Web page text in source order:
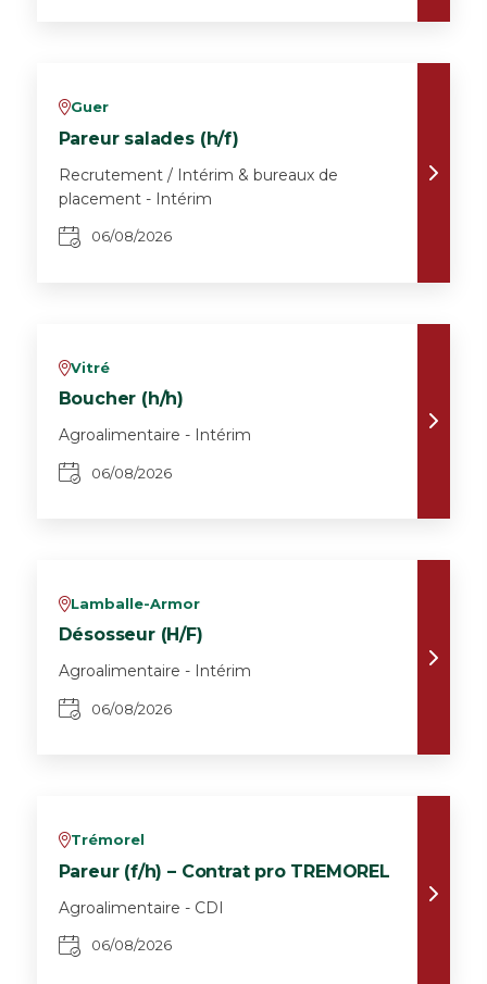
vGuer
Pareur salades (h/f)
Recrutement / Intérim & bureaux de
placement - Intérim
06/08/2026
vVitré
Boucher (h/h)
Agroalimentaire - Intérim
06/08/2026
vLamballe-Armor
Désosseur (H/F)
Agroalimentaire - Intérim
06/08/2026
vTrémorel
Pareur (f/h) – Contrat pro TREMOREL
Agroalimentaire - CDI
06/08/2026